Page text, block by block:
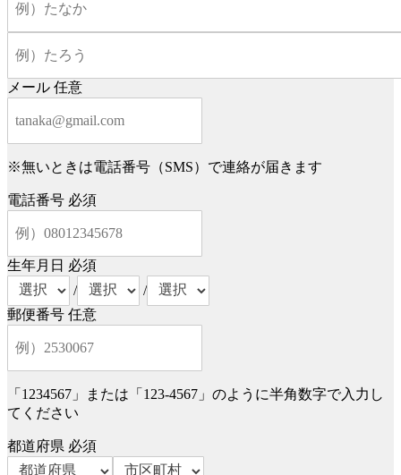
メール 任意
※無いときは電話番号（SMS）で連絡が届きます
電話番号 必須
生年月日 必須
/
/
郵便番号 任意
「1234567」または「123-4567」のように半角数字で入力し
てください
都道府県 必須